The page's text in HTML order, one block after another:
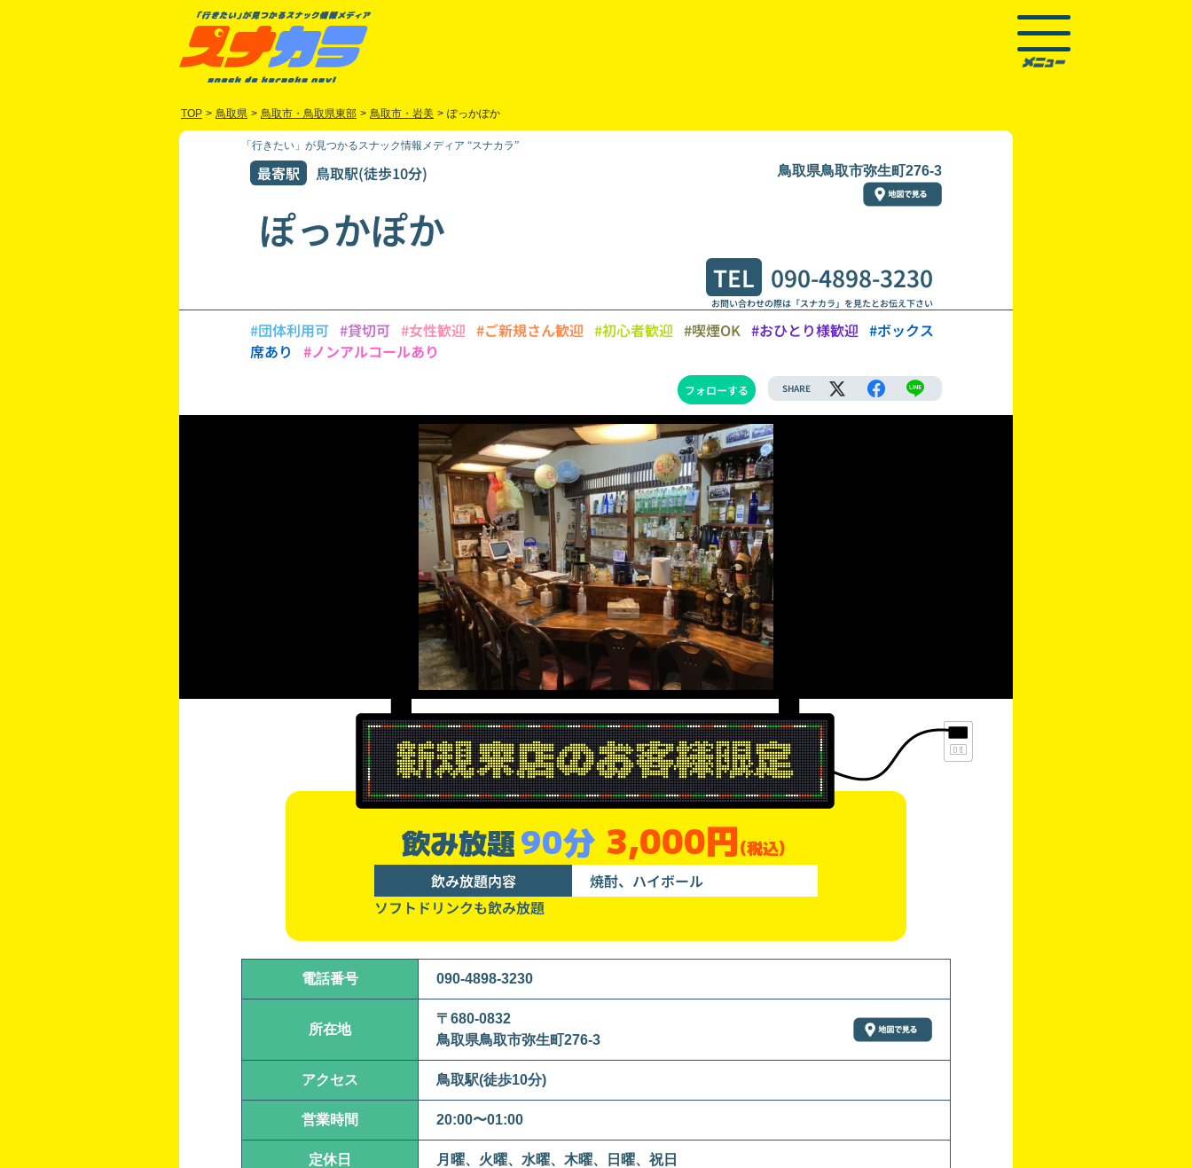
TOP > 鳥取県 > 鳥取市・鳥取県東部 > 鳥取市・岩美 > ぽっかぽか
「行きたい」が見つかるスナック情報メディア “スナカラ”
最寄駅 鳥取駅(徒歩10分) 鳥取県鳥取市弥生町276-3
ぽっかぽか
TEL 090-4898-3230
お問い合わせの際は「スナカラ」を見たとお伝え下さい
#団体利用可 #貸切可 #女性歓迎 #ご新規さん歓迎 #初心者歓迎 #喫煙OK #おひとり様歓迎 #ボックス
席あり
#ノンアルコールあり
フォローする SHARE
飲み放題90分 3,000円(税込)
飲み放題内容
焼酎、ハイボール
ソフトドリンクも飲み放題
電話番号 090-4898-3230
所在地
〒680-0832
鳥取県鳥取市弥生町276-3
アクセス 鳥取駅(徒歩10分)
営業時間 20:00〜01:00
定休日 月曜、火曜、水曜、木曜、日曜、祝日